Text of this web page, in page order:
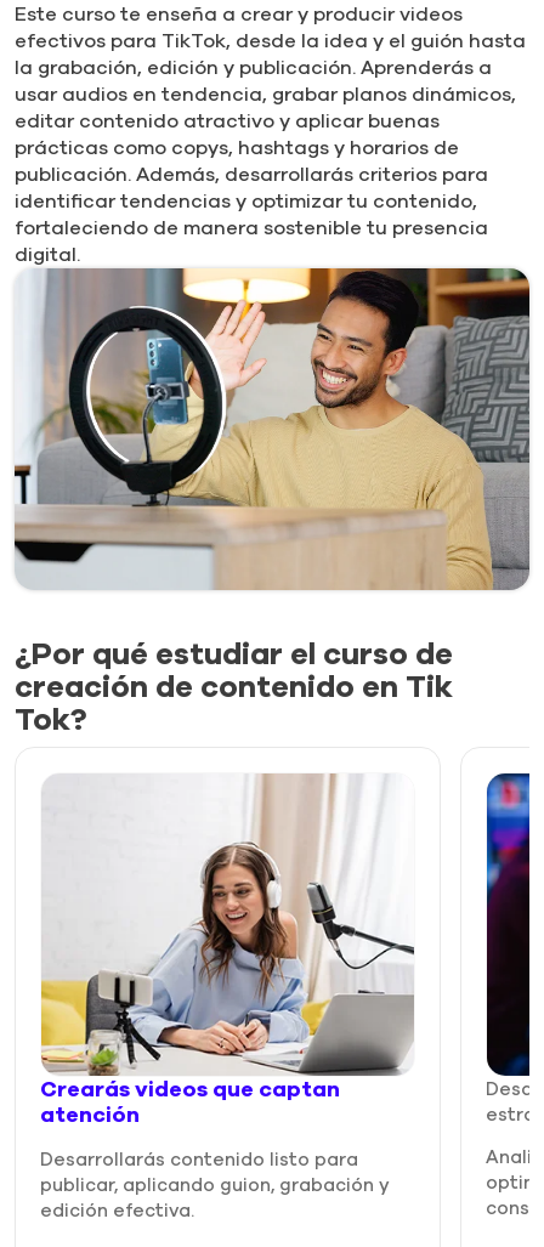
Este curso te enseña a crear y producir videos
efectivos para TikTok, desde la idea y el guión hasta
la grabación, edición y publicación. Aprenderás a
usar audios en tendencia, grabar planos dinámicos,
editar contenido atractivo y aplicar buenas
prácticas como copys, hashtags y horarios de
publicación. Además, desarrollarás criterios para
identificar tendencias y optimizar tu contenido,
fortaleciendo de manera sostenible tu presencia
digital.
¿Por qué estudiar el curso de
creación de contenido en Tik
Tok?
Crearás videos que captan
atención
Desarrollarás contenido listo para
publicar, aplicando guion, grabación y
edición efectiva.